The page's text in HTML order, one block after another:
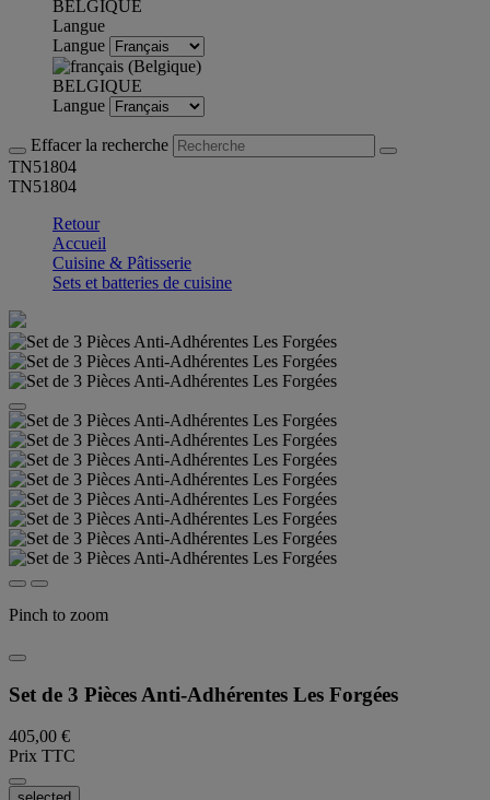
BELGIQUE
Langue
Langue
BELGIQUE
Langue
Effacer la recherche
TN51804
TN51804
Retour
Accueil
Cuisine & Pâtisserie
Sets et batteries de cuisine
Pinch to zoom
Set de 3 Pièces Anti-Adhérentes Les Forgées
405,00 €
Prix TTC